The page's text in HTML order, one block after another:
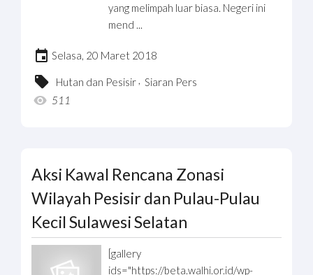
yang melimpah luar biasa. Negeri ini
mend ...
Selasa, 20 Maret 2018
Hutan dan Pesisir , Siaran Pers
511
Aksi Kawal Rencana Zonasi
Wilayah Pesisir dan Pulau-Pulau
Kecil Sulawesi Selatan
[gallery
ids="https://beta.walhi.or.id/wp-